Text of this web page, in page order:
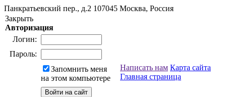
Панкратьевский пер., д.2 107045 Москва, Россия
Закрыть
Авторизация
Логин:
Пароль:
Запомнить меня
на этом компьютере
Написать нам Карта сайта
Главная страница